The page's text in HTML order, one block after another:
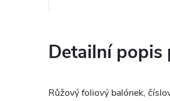
Detailní popis
Růžový foliový balónek,